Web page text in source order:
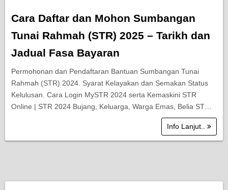
Cara Daftar dan Mohon Sumbangan
Tunai Rahmah (STR) 2025 – Tarikh dan
Jadual Fasa Bayaran
Permohonan dan Pendaftaran Bantuan Sumbangan Tunai
Rahmah (STR) 2024. Syarat Kelayakan dan Semakan Status
Kelulusan. Cara Login MySTR 2024 serta Kemaskini STR
Online | STR 2024 Bujang, Keluarga, Warga Emas, Belia ST…
Info Lanjut..